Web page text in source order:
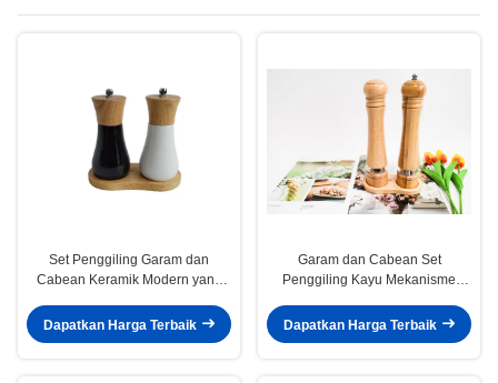
Set Penggiling Garam dan
Cabean Keramik Modern yang
Dapatkan Harga Terbaik
Garam dan Cabean Set
Penggiling Kayu Mekanisme
Dapatkan Harga Terbaik